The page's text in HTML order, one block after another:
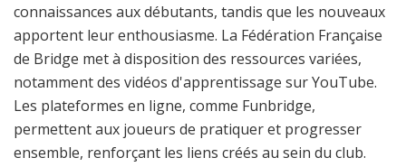
connaissances aux débutants, tandis que les nouveaux
apportent leur enthousiasme. La Fédération Française
de Bridge met à disposition des ressources variées,
notamment des vidéos d'apprentissage sur YouTube.
Les plateformes en ligne, comme Funbridge,
permettent aux joueurs de pratiquer et progresser
ensemble, renforçant les liens créés au sein du club.